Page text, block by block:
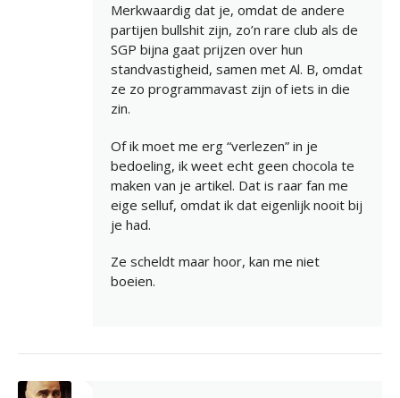
Merkwaardig dat je, omdat de andere
partijen bullshit zijn, zo’n rare club als de
SGP bijna gaat prijzen over hun
standvastigheid, samen met Al. B, omdat
ze zo programmavast zijn of iets in die
zin.
Of ik moet me erg “verlezen” in je
bedoeling, ik weet echt geen chocola te
maken van je artikel. Dat is raar fan me
eige selluf, omdat ik dat eigenlijk nooit bij
je had.
Ze scheldt maar hoor, kan me niet
boeien.